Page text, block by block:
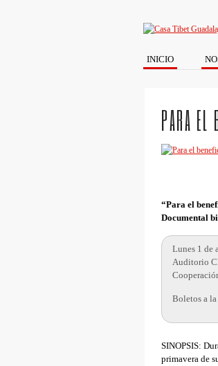
INICIO
PARA EL
“Para el
Documental
Lunes 1 de
Auditorio
Boletos a
SINOPSIS:
primavera de